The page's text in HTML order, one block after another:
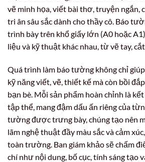
vẽ minh họa, viết bài thơ, truyện ngắn,
tri ân sâu sắc dành cho thầy cô. Báo
trình bày trên khổ giấy lớn (A0 hoặc
liệu và kỹ thuật khác nhau, từ vẽ tay,
Quá trình làm báo tường không chỉ
kỹ năng viết, vẽ, thiết kế mà còn bồi
bạn bè. Mỗi sản phẩm hoàn chỉnh là
tập thể, mang đậm dấu ấn riêng của
tường được trưng bày, chúng tạo nên
lãm nghệ thuật đầy màu sắc và cảm
toàn trường. Ban giám khảo sẽ chấm
chí như nội dung, bố cục, tính sáng tạo